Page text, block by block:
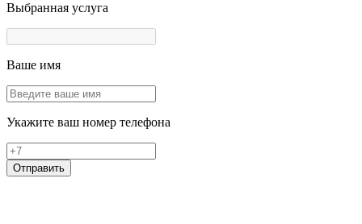
Выбранная услуга
Ваше имя
Укажите ваш номер телефона
Отправить